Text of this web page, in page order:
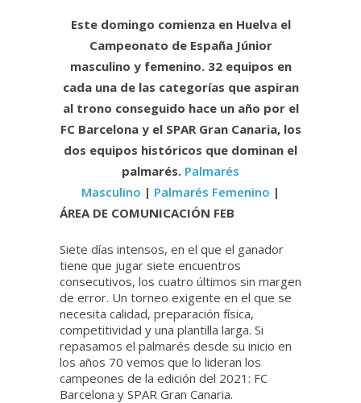
Este domingo comienza en Huelva el
Campeonato de España Júnior
masculino y femenino. 32 equipos en
cada una de las categorías que aspiran
al trono conseguido hace un año por el
FC Barcelona y el SPAR Gran Canaria, los
dos equipos históricos que dominan el
palmarés. Palmarés
Masculino | Palmarés Femenino |
ÁREA DE COMUNICACIÓN FEB
Siete días intensos, en el que el ganador
tiene que jugar siete encuentros
consecutivos, los cuatro últimos sin margen
de error. Un torneo exigente en el que se
necesita calidad, preparación física,
competitividad y una plantilla larga. Si
repasamos el palmarés desde su inicio en
los años 70 vemos que lo lideran los
campeones de la edición del 2021: FC
Barcelona y SPAR Gran Canaria.